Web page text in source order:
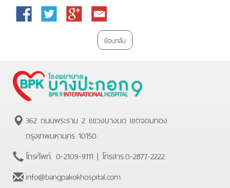
Facebook Twitter
Google
Email
ย้อนกลับ
362 ถนนพระราม 2 แขวงบางมด เขตจอมทอง
กรุงเทพมหานคร 10150
โทรศัพท์. 0-2109-9111 | โทรสาร.0-2877-2222
info@bangpakokhospital.com